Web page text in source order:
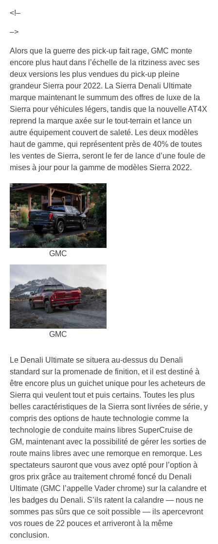
<!–
–>
Alors que la guerre des pick-up fait rage, GMC monte
encore plus haut dans l’échelle de la ritziness avec ses
deux versions les plus vendues du pick-up pleine
grandeur Sierra pour 2022. La Sierra Denali Ultimate
marque maintenant le summum des offres de luxe de la
Sierra pour véhicules légers, tandis que la nouvelle AT4X
reprend la marque axée sur le tout-terrain et lance un
autre équipement couvert de saleté. Les deux modèles
haut de gamme, qui représentent près de 40% de toutes
les ventes de Sierra, seront le fer de lance d’une foule de
mises à jour pour la gamme de modèles Sierra 2022.
GMC
GMC
Le Denali Ultimate se situera au-dessus du Denali
standard sur la promenade de finition, et il est destiné à
être encore plus un guichet unique pour les acheteurs de
Sierra qui veulent tout et puis certains. Toutes les plus
belles caractéristiques de la Sierra sont livrées de série, y
compris des options de haute technologie comme la
technologie de conduite mains libres SuperCruise de
GM, maintenant avec la possibilité de gérer les sorties de
route mains libres avec une remorque en remorque. Les
spectateurs sauront que vous avez opté pour l’option à
gros prix grâce au traitement chromé foncé du Denali
Ultimate (GMC l’appelle Vader chrome) sur la calandre et
les badges du Denali. S’ils ratent la calandre — nous ne
sommes pas sûrs que ce soit possible — ils apercevront
vos roues de 22 pouces et arriveront à la même
conclusion.